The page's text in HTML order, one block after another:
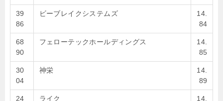
39
86
ビーブレイクシステムズ
14.
84
68
90
フェローテックホールディングス
14.
85
30
04
神栄
14.
89
24
ライク
14.